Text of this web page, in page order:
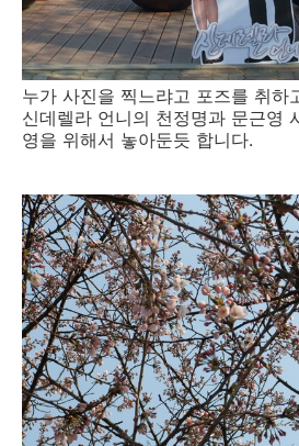
누가 사진을 찍느랴고 포즈를 취하
신데렐라 언니의 천정명과 문근영
영을 위해서 놓아둔듯 합니다.